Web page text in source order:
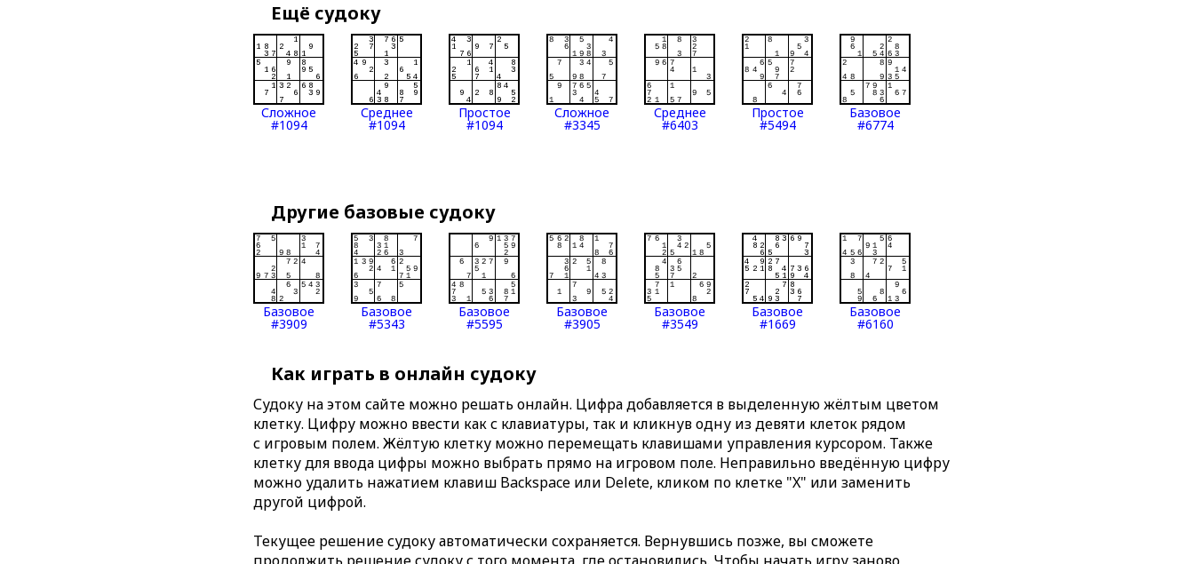
Ещё судоку
Сложное
#1094
Среднее
#1094
Простое
#1094
Сложное
#3345
Среднее
#6403
Простое
#5494
Базовое
#6774
Другие базовые судоку
Базовое
#3909
Базовое
#5343
Базовое
#5595
Базовое
#3905
Базовое
#3549
Базовое
#1669
Базовое
#6160
Как играть в онлайн судоку
Судоку на этом сайте можно решать онлайн. Цифра добавляется в выделенную жёлтым цветом
клетку. Цифру можно ввести как с клавиатуры, так и кликнув одну из девяти клеток рядом
с игровым полем. Жёлтую клетку можно перемещать клавишами управления курсором. Также
клетку для ввода цифры можно выбрать прямо на игровом поле. Неправильно введённую цифру
можно удалить нажатием клавиш Backspace или Delete, кликом по клетке "X" или заменить
другой цифрой.
Текущее решение судоку автоматически сохраняется. Вернувшись позже, вы сможете